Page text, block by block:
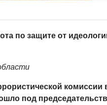
по защите от
комиссии
под